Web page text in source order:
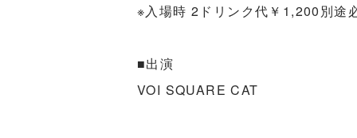
※入場時 2ドリンク代￥1,200別途
■出演
VOI SQUARE CAT